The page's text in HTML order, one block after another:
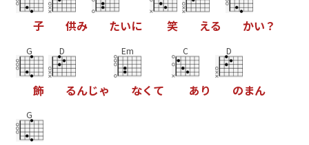
子 供み たいに 笑 える かい ？
G
飾
D
るんじゃ
Em
なく て
C
あ り
D
のまん
G